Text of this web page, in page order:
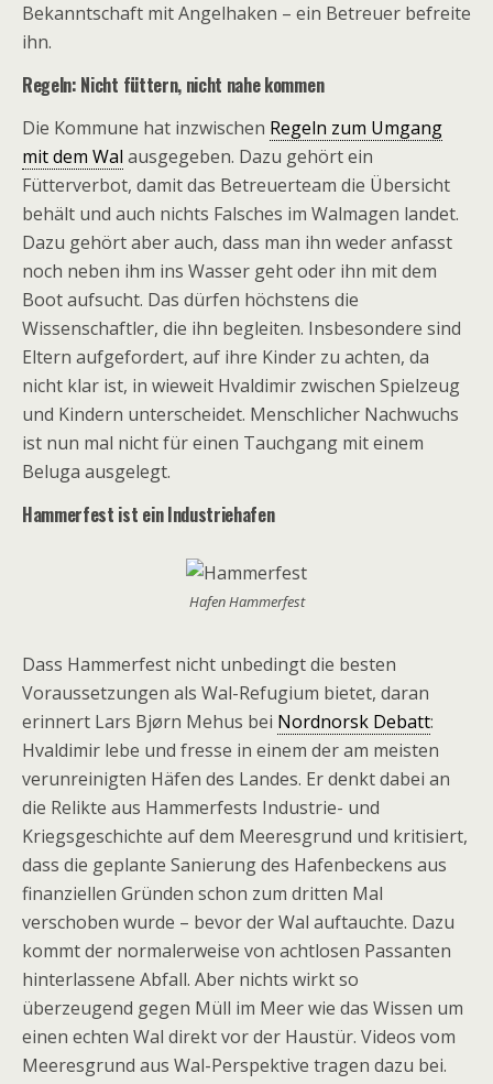
Bekanntschaft mit Angelhaken – ein Betreuer befreite
ihn.
Regeln: Nicht füttern, nicht nahe kommen
Die Kommune hat inzwischen Regeln zum Umgang
mit dem Wal ausgegeben. Dazu gehört ein
Fütterverbot, damit das Betreuerteam die Übersicht
behält und auch nichts Falsches im Walmagen landet.
Dazu gehört aber auch, dass man ihn weder anfasst
noch neben ihm ins Wasser geht oder ihn mit dem
Boot aufsucht. Das dürfen höchstens die
Wissenschaftler, die ihn begleiten. Insbesondere sind
Eltern aufgefordert, auf ihre Kinder zu achten, da
nicht klar ist, in wieweit Hvaldimir zwischen Spielzeug
und Kindern unterscheidet. Menschlicher Nachwuchs
ist nun mal nicht für einen Tauchgang mit einem
Beluga ausgelegt.
Hammerfest ist ein Industriehafen
Hafen Hammerfest
Dass Hammerfest nicht unbedingt die besten
Voraussetzungen als Wal-Refugium bietet, daran
erinnert Lars Bjørn Mehus bei Nordnorsk Debatt:
Hvaldimir lebe und fresse in einem der am meisten
verunreinigten Häfen des Landes. Er denkt dabei an
die Relikte aus Hammerfests Industrie- und
Kriegsgeschichte auf dem Meeresgrund und kritisiert,
dass die geplante Sanierung des Hafenbeckens aus
finanziellen Gründen schon zum dritten Mal
verschoben wurde – bevor der Wal auftauchte. Dazu
kommt der normalerweise von achtlosen Passanten
hinterlassene Abfall. Aber nichts wirkt so
überzeugend gegen Müll im Meer wie das Wissen um
einen echten Wal direkt vor der Haustür. Videos vom
Meeresgrund aus Wal-Perspektive tragen dazu bei.